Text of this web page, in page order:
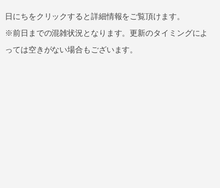
日にちをクリックすると詳細情報をご覧頂けます。
※前日までの混雑状況となります。更新のタイミングによ
っては空きがない場合もございます。